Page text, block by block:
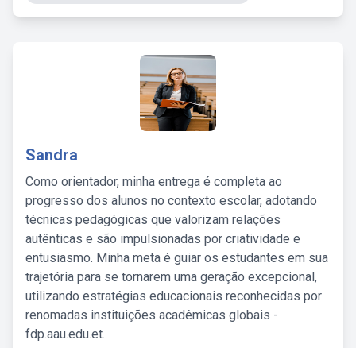
Sandra
Como orientador, minha entrega é completa ao
progresso dos alunos no contexto escolar, adotando
técnicas pedagógicas que valorizam relações
autênticas e são impulsionadas por criatividade e
entusiasmo. Minha meta é guiar os estudantes em sua
trajetória para se tornarem uma geração excepcional,
utilizando estratégias educacionais reconhecidas por
renomadas instituições acadêmicas globais -
fdp.aau.edu.et.